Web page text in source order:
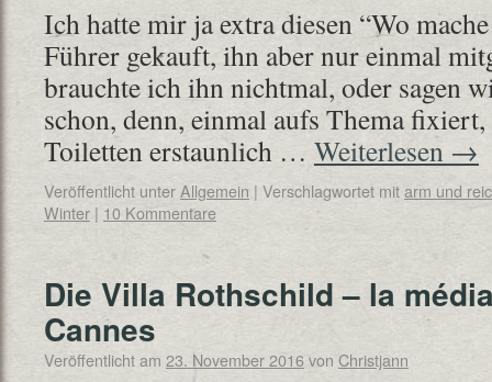
Ich hatte mir ja extra diesen “Wo
Führer gekauft, ihn aber nur einmal
brauchte ich ihn nichtmal, oder sagen
schon, denn, einmal aufs Thema
Toiletten erstaunlich … Weiterlesen →
Veröffentlicht unter Allgemein | Verschlagwortet mitarm und
Winter | 10 Kommentare
Die Villa Rothschild – la
Cannes
Veröffentlicht am 23. November 2016von Christjann